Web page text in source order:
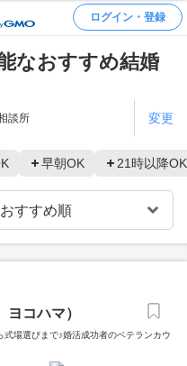
ログイン・登録
なおすすめ結婚
談所 変更
早朝OK 21時以降OK
コハマ）
場選びまで♪婚活成功者のベテランカウ